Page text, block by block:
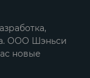
ООО Шэньси
новые